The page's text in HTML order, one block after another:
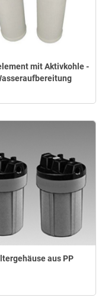
mit Aktivkohle -
aus PP